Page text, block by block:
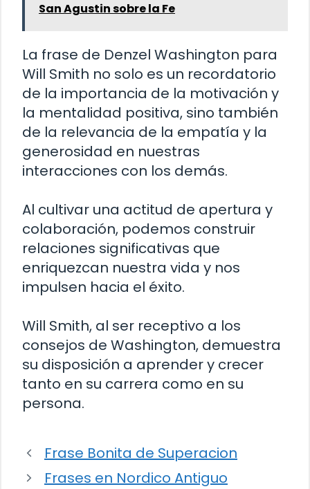
San Agustin sobre la Fe
La frase de Denzel Washington para
Will Smith no solo es un recordatorio
de la importancia de la motivación y
la mentalidad positiva, sino también
de la relevancia de la empatía y la
generosidad en nuestras
interacciones con los demás.
Al cultivar una actitud de apertura y
colaboración, podemos construir
relaciones significativas que
enriquezcan nuestra vida y nos
impulsen hacia el éxito.
Will Smith, al ser receptivo a los
consejos de Washington, demuestra
su disposición a aprender y crecer
tanto en su carrera como en su
persona.
Frase Bonita de Superacion
Frases en Nordico Antiguo